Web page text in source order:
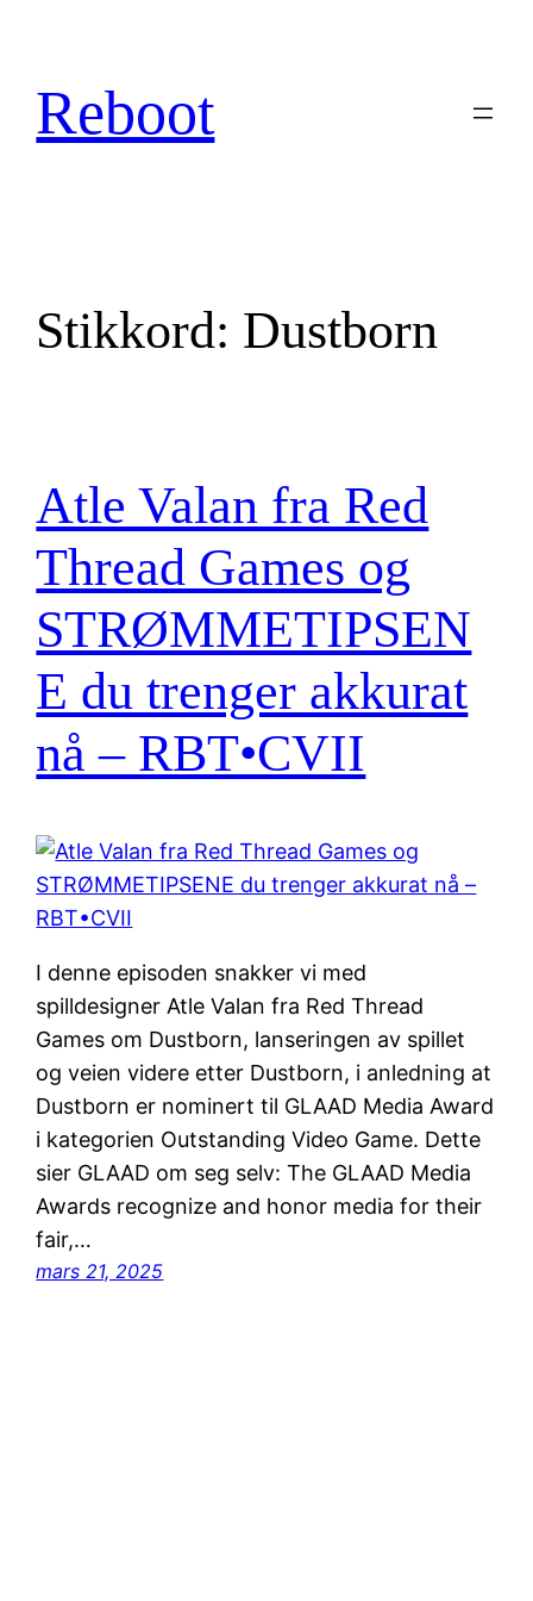
innhold
Reboot
Stikkord: Dustborn
Atle Valan fra Red
Thread Games og
STRØMMETIPSEN
E du trenger akkurat
nå – RBT•CVII
I denne episoden snakker vi med
spilldesigner Atle Valan fra Red Thread
Games om Dustborn, lanseringen av spillet
og veien videre etter Dustborn, i anledning at
Dustborn er nominert til GLAAD Media Award
i kategorien Outstanding Video Game. Dette
sier GLAAD om seg selv: The GLAAD Media
Awards recognize and honor media for their
fair,…
mars 21, 2025